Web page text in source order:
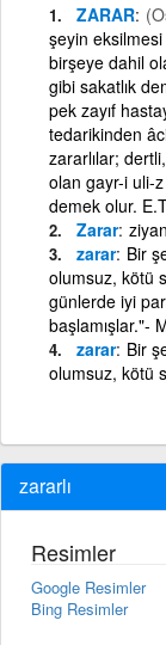
ZARAR
şeyin eksilmesi
birşeye dahil
gibi sakatlık
pek zayıf
tedarikinden
zararlılar;
olan gayr-i uli-
demek olur.
Zarar ziyan
zarar Bir
olumsuz, kötü
günlerde iyi
başlamışlar."-
zarar Bir
olumsuz, kötü
zararlı
Resimler
Google Resimler
Bing Resimler